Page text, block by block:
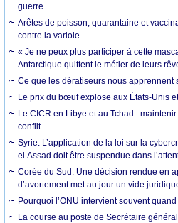
guerre
Arêtes de poisson, quarantaine et
contre la variole
« Je ne peux plus participer à cette
Antarctique quittent le métier de leurs
Ce que les dératiseurs nous apprennent
Le prix du bœuf explose aux États-Unis
Le CICR en Libye et au Tchad :
conflit
Syrie. L’application de la loi sur la
el Assad doit être suspendue dans
Corée du Sud. Une décision rendue en
d’avortement met au jour un vide
Pourquoi l’ONU intervient souvent
La course au poste de Secrétaire